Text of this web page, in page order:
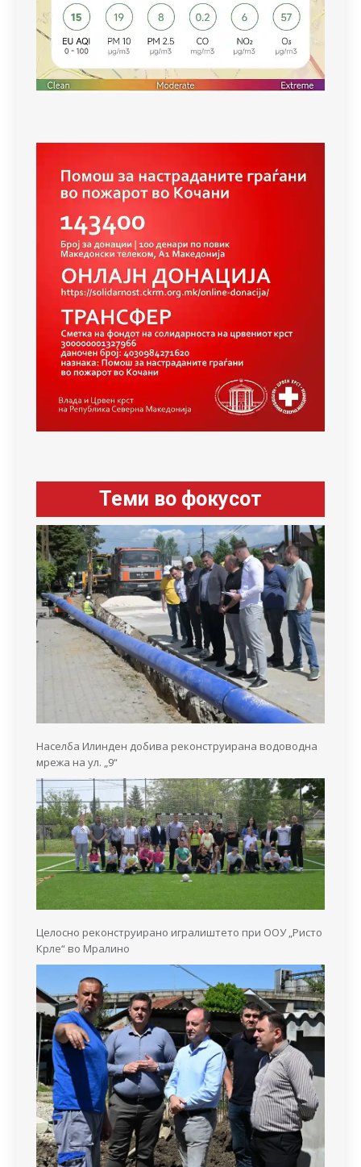
Теми во фокусот
Населба Илинден добива реконструирана водоводна
мрежа на ул. „9“
Целосно реконструирано игралиштето при ООУ „Ристо
Крле“ во Мралино